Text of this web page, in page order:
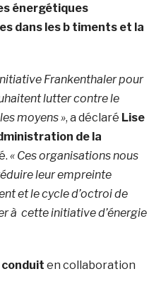
énergétiques
dans les b timents et la
Frankenthaler pour
lutter contre le
moyens », a déclaré Lise
de la
« Ces organisations nous
leur empreinte
et le cycle d’octroi de
à cette initiative d’énergie
en collaboration